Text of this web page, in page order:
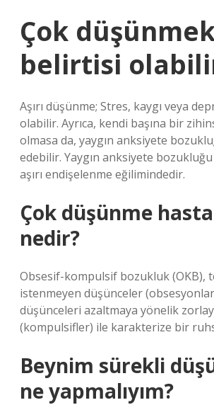
Çok
belirtisi
Aşırı düşünme; Stres, kaygı veya
olabilir. Ayrıca, kendi başına bir
olmasa da, yaygın anksiyete
edebilir. Yaygın anksiyete
aşırı endişelenme eğilimindedir.
Çok düşünme
nedir?
Obsesif-kompulsif bozukluk (OKB),
istenmeyen düşünceler
düşünceleri azaltmaya yönelik
(kompulsifler) ile karakterize bir
Beynim sürekli
ne yapmalıyım?